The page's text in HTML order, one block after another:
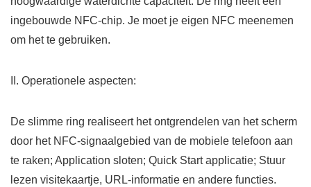
ingebouwde NFC-chip. Je moet je eigen NFC meenemen
om het te gebruiken.
II. Operationele aspecten:
De slimme ring realiseert het ontgrendelen van het scherm
door het NFC-signaalgebied van de mobiele telefoon aan
te raken; Application sloten; Quick Start applicatie; Stuur
lezen visitekaartje, URL-informatie en andere functies.